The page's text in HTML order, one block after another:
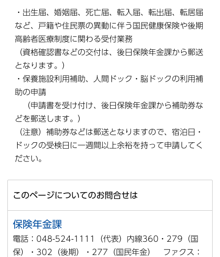
・出生届、婚姻届、死亡届、転入届、転出届、転居届
など、戸籍や住民票の異動に伴う国民健康保険や後期
高齢者医療制度に関わる受付業務
（資格確認書などの交付は、後日保険年金課から郵送
となります。）
・保養施設利用補助、人間ドック・脳ドックの利用補
助の申請
（申請書を受け付け、後日保険年金課から補助券な
どを郵送します。）
（注意）補助券などは郵送となりますので、宿泊日・
ドックの受検日に一週間以上余裕を持って申請してく
ださい。
このページについてのお問合せは
保険年金課
電話：048-524-1111（代表）内線360・279（国
保）・302（後期）・277（国民年金） ファクス：